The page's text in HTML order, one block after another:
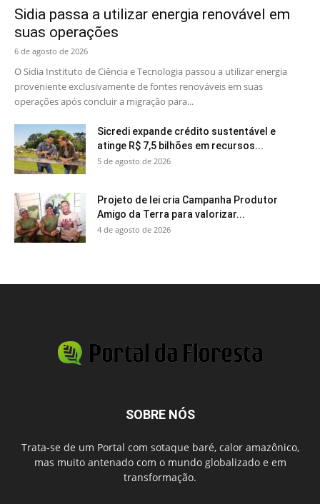
Sidia passa a utilizar energia renovável em
suas operações
6 de agosto de 2026
O Sidia Instituto de Ciência e Tecnologia passou a utilizar energia
proveniente exclusivamente de fontes renováveis em suas
operações após concluir a migração para...
Sicredi expande crédito sustentável e
atinge R$ 7,5 bilhões em recursos...
5 de agosto de 2026
Projeto de lei cria Campanha Produtor
Amigo da Terra para valorizar...
4 de agosto de 2026
SOBRE NÓS
Trata-se de um Portal com sotaque baré, calor amazônico,
mas muito antenado com o mundo globalizado e em
transformação.